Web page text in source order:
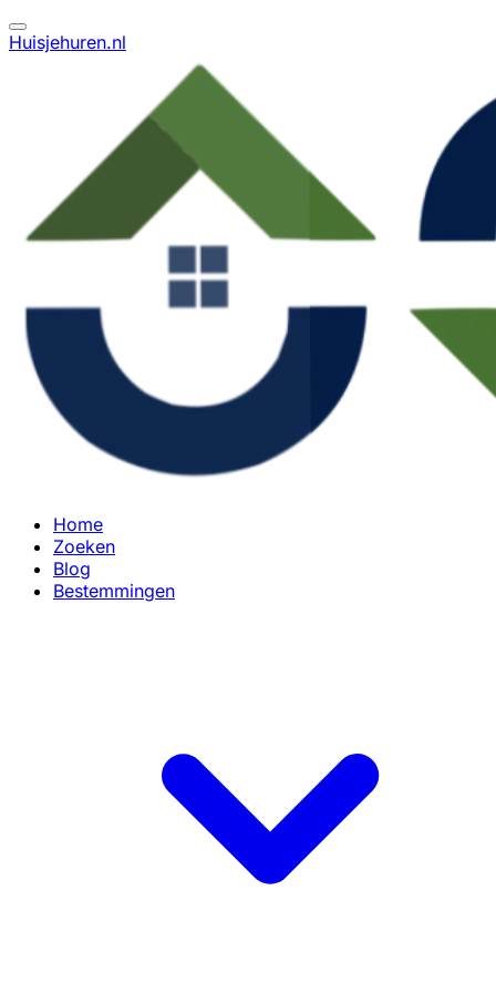
Huisjehuren.nl
Home
Zoeken
Blog
Bestemmingen